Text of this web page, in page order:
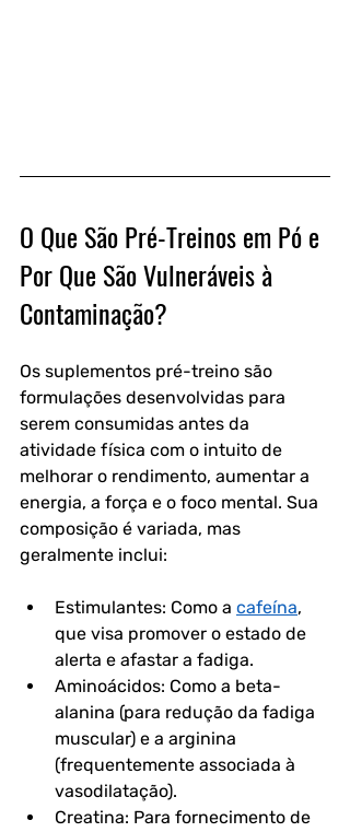
O Que São Pré-Treinos em Pó e
Por Que São Vulneráveis à
Contaminação?
Os suplementos pré-treino são
formulações desenvolvidas para
serem consumidas antes da
atividade física com o intuito de
melhorar o rendimento, aumentar a
energia, a força e o foco mental. Sua
composição é variada, mas
geralmente inclui:
Estimulantes: Como a cafeína,
que visa promover o estado de
alerta e afastar a fadiga.
Aminoácidos: Como a beta-
alanina (para redução da fadiga
muscular) e a arginina
(frequentemente associada à
vasodilatação).
Creatina: Para fornecimento de